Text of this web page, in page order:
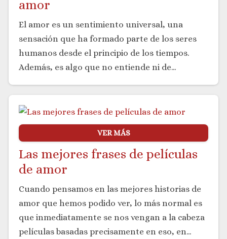
amor
El amor es un sentimiento universal, una
sensación que ha formado parte de los seres
humanos desde el principio de los tiempos.
Además, es algo que no entiende ni de…
VER MÁS
Las mejores frases de películas
de amor
Cuando pensamos en las mejores historias de
amor que hemos podido ver, lo más normal es
que inmediatamente se nos vengan a la cabeza
películas basadas precisamente en eso, en…